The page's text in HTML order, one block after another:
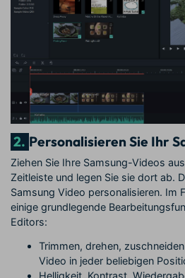
2. Personalisieren Sie Ihr
Ziehen Sie Ihre Samsung-Videos
Zeitleiste und legen Sie sie dort ab.
Samsung Video personalisieren. Im
einige grundlegende
Editors:
Trimmen, drehen,
Video in jeder beliebigen